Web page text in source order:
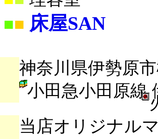
■■ 床屋SAN
神奈川県伊勢原
小田急小田原線
当店オリジナル